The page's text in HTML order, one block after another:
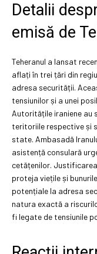
Detalii
emisă de
Teheranul a lansat
aflați în trei țări din
adresa securității.
tensiunilor și a unei
Autoritățile iraniene au
teritoriile respective și
state. Ambasadă
asistență consulară
cetățenilor.
proteja viețile și
potențiale la adresa
natura exactă a
fi legate de tensiunile